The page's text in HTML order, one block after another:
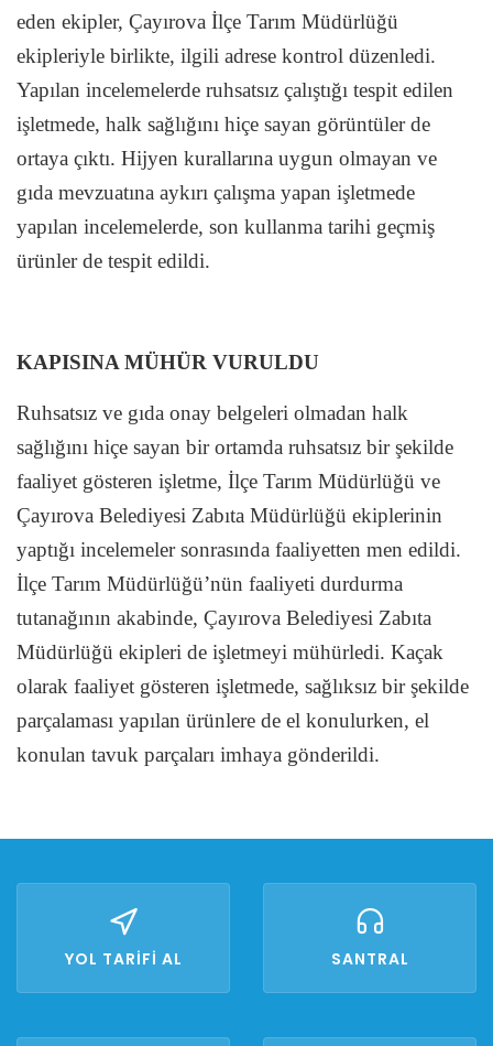
eden ekipler, Çayırova İlçe Tarım Müdürlüğü
ekipleriyle birlikte, ilgili adrese kontrol düzenledi.
Yapılan incelemelerde ruhsatsız çalıştığı tespit edilen
işletmede, halk sağlığını hiçe sayan görüntüler de
ortaya çıktı. Hijyen kurallarına uygun olmayan ve
gıda mevzuatına aykırı çalışma yapan işletmede
yapılan incelemelerde, son kullanma tarihi geçmiş
ürünler de tespit edildi.
KAPISINA MÜHÜR VURULDU
Ruhsatsız ve gıda onay belgeleri olmadan halk
sağlığını hiçe sayan bir ortamda ruhsatsız bir şekilde
faaliyet gösteren işletme, İlçe Tarım Müdürlüğü ve
Çayırova Belediyesi Zabıta Müdürlüğü ekiplerinin
yaptığı incelemeler sonrasında faaliyetten men edildi.
İlçe Tarım Müdürlüğü’nün faaliyeti durdurma
tutanağının akabinde, Çayırova Belediyesi Zabıta
Müdürlüğü ekipleri de işletmeyi mühürledi. Kaçak
olarak faaliyet gösteren işletmede, sağlıksız bir şekilde
parçalaması yapılan ürünlere de el konulurken, el
konulan tavuk parçaları imhaya gönderildi.
YOL TARİFİ AL SANTRAL